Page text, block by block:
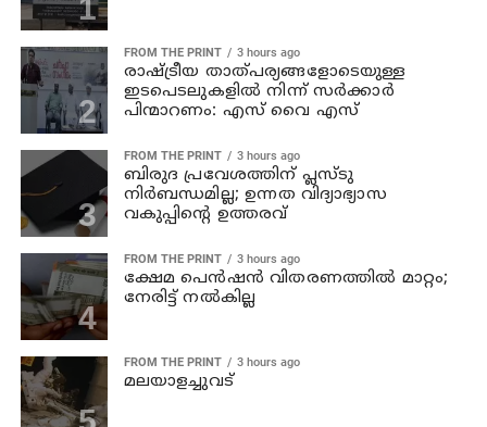
FROM THE PRINT 3 hours ago
രാഷ്ട്രീയ താത്പര്യങ്ങളോടെയുള്ള
ഇടപെടലുകളില്‍ നിന്ന് സര്‍ക്കാര്‍
പിന്മാറണം: എസ് വൈ എസ്
FROM THE PRINT 3 hours ago
ബിരുദ പ്രവേശത്തിന് പ്ലസ്ടു
നിര്‍ബന്ധമില്ല; ഉന്നത വിദ്യാഭ്യാസ
വകുപ്പിന്റെ ഉത്തരവ്
FROM THE PRINT 3 hours ago
ക്ഷേമ പെന്‍ഷന്‍ വിതരണത്തില്‍ മാറ്റം;
നേരിട്ട് നല്‍കില്ല
FROM THE PRINT 3 hours ago
മലയാളച്ചുവട്